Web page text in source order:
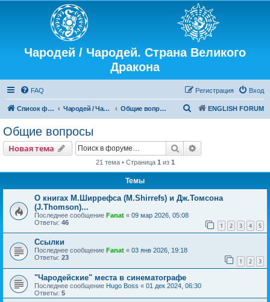
Чародей / Чародей. Страна Великого
Дракона
FAQ Вход
Регистрация
Список форумов Чародей / Чародей. Страна Великого Дракона Общие вопросы ENGLISH FORUM
с
Общие вопросы
Новая тема Поиск
21 тема • Страница 1 из 1
Темы
О книгах М.Ширрефса (M.Shirrefs) и Дж.Томсона
(J.Thomson)...
Последнее сообщение Fanat « 09 мар 2026, 05:08
Ответы: 46 1 2 3 4 5
Ссылки
Последнее сообщение Fanat « 03 янв 2026, 19:18
Ответы: 23 1 2 3
"Чародейские" места в синематографе
Последнее сообщение Hugo Boss « 01 дек 2024, 06:30
Ответы: 5